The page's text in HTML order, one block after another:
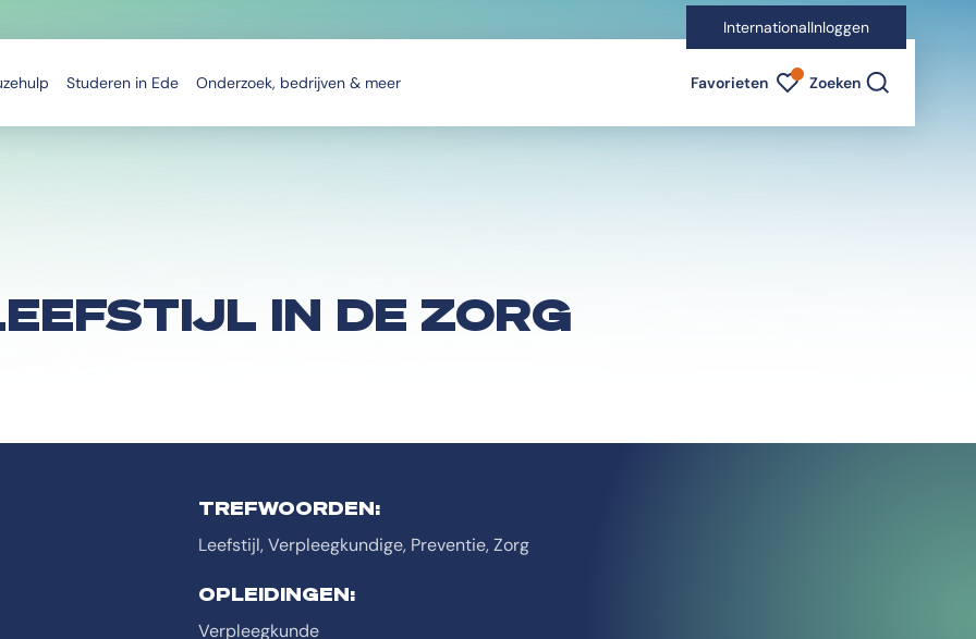
InternationalInloggen
Studeren in Ede Onderzoek, bedrijven & meer Favorieten Favorieten indicator
Zoeken
IN DE ZORG
TREFWOORDEN:
Leefstijl, Verpleegkundige, Preventie, Zorg
OPLEIDINGEN:
Verpleegkunde